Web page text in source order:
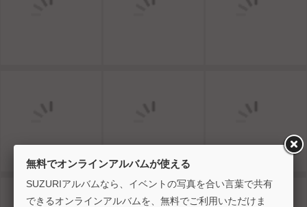
無料でオンラインアルバムが使える
SUZURIアルバムなら、イベントの写真を合い言葉で共有
できるオンラインアルバムを、無料でご利用いただけま